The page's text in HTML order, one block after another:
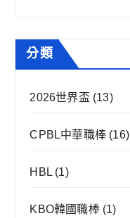
分類
2026世界盃 (13)
CPBL中華職棒(16)
HBL(1)
KBO韓國職棒(1)